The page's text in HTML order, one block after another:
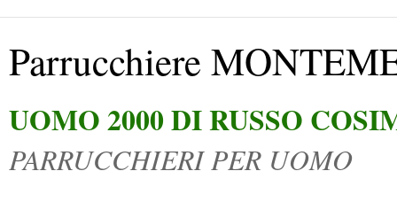
Parrucchiere
UOMO 2000 DI RUSSO
PARRUCCHIERI PER UOMO